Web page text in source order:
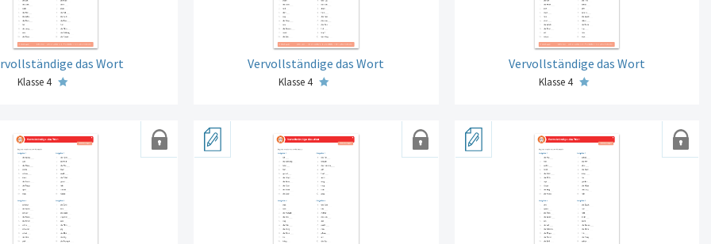
das Wort
Klasse 4
Vervollständige das Wort
Klasse 4
Vervollständige das Wort
Klasse 4